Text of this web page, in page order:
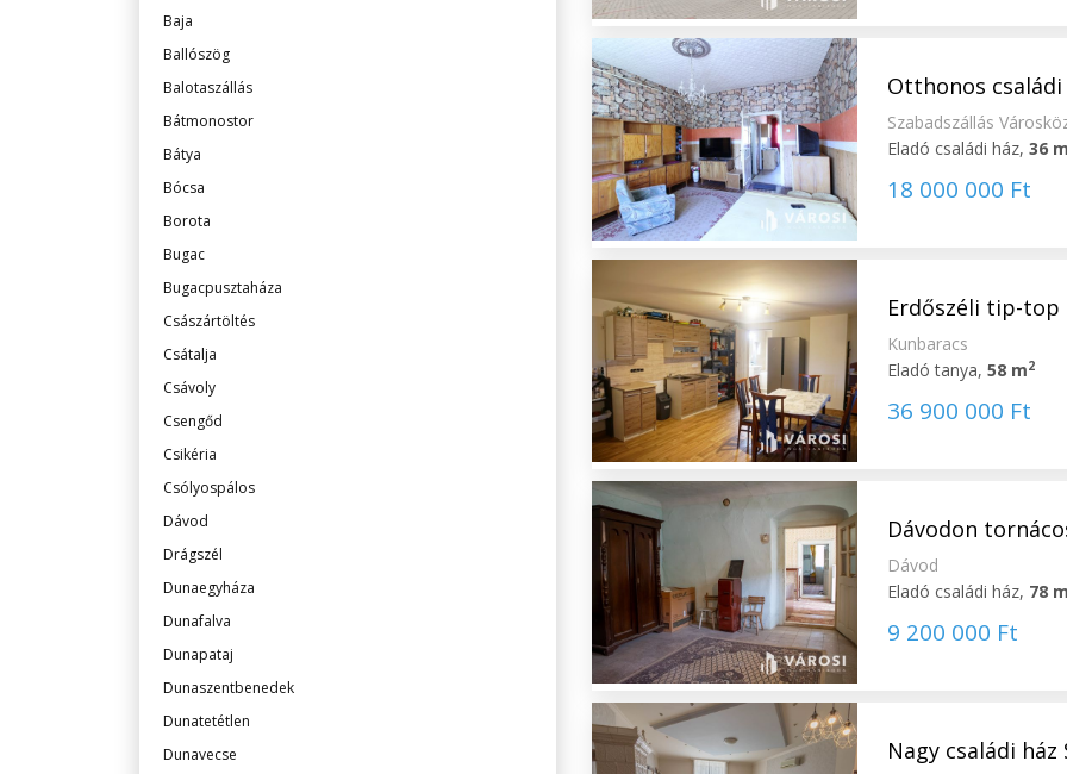
Baja
Ballószög
Balotaszállás
Bátmonostor
Bátya
Bócsa
Borota
Bugac
Bugacpusztaháza
Császártöltés
Csátalja
Csávoly
Csengőd
Csikéria
Csólyospálos
Dávod
Drágszél
Dunaegyháza
Dunafalva
Dunapataj
Dunaszentbenedek
Dunatetétlen
Dunavecse
Otthonos
Szabadszállás
Eladó családi ház,36 m
18 000 000 Ft
Erdőszéli tip-top
Kunbaracs
Eladó tanya,58 m2
36 900 000 Ft
Dávodon
Dávod
Eladó családi ház, 78 m
9 200 000 Ft
Nagy családi